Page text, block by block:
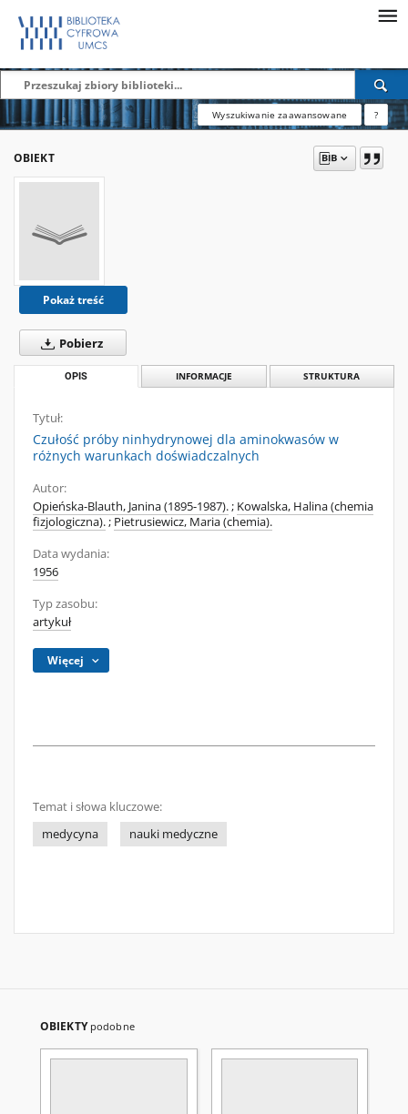
Wyszukiwanie zaawansowane ?
OBIEKT
Pokaż treść
Pobierz
OPIS INFORMACJE STRUKTURA
Tytuł:
Czułość próby ninhydrynowej dla aminokwasów w
różnych warunkach doświadczalnych
Autor:
Opieńska-Blauth, Janina (1895-1987).; Kowalska, Halina (chemia
fizjologiczna).; Pietrusiewicz, Maria (chemia).
Data wydania:
1956
Typ zasobu:
artykuł
Więcej
Temat i słowa kluczowe:
medycyna
nauki medyczne
OBIEKTY podobne